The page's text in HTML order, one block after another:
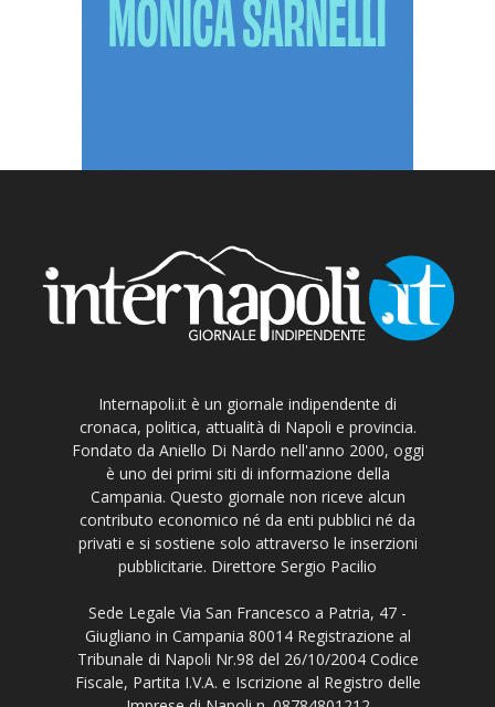
Internapoli.it è un giornale indipendente di
cronaca, politica, attualità di Napoli e provincia.
Fondato da Aniello Di Nardo nell'anno 2000, oggi
è uno dei primi siti di informazione della
Campania. Questo giornale non riceve alcun
contributo economico né da enti pubblici né da
privati e si sostiene solo attraverso le inserzioni
pubblicitarie. Direttore Sergio Pacilio
Sede Legale Via San Francesco a Patria, 47 -
Giugliano in Campania 80014 Registrazione al
Tribunale di Napoli Nr.98 del 26/10/2004 Codice
Fiscale, Partita I.V.A. e Iscrizione al Registro delle